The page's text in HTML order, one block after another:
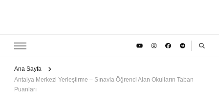
Ana Sayfa
Antalya Merkezi Yerleştirme – Sınavla Öğrenci Alan Okulların Taban
Puanları